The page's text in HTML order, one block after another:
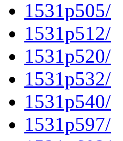
1531p505/
1531p512/
1531p520/
1531p532/
1531p540/
1531p597/